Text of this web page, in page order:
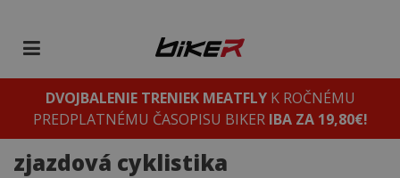
DVOJBALENIE TRENIEK MEATFLYK ROČNÉMU
PREDPLATNÉMU ČASOPISU BIKER IBA ZA 19,80€!
zjazdová cyklistika